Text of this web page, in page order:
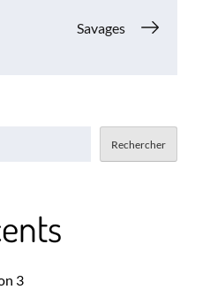
Savages
Rechercher
3